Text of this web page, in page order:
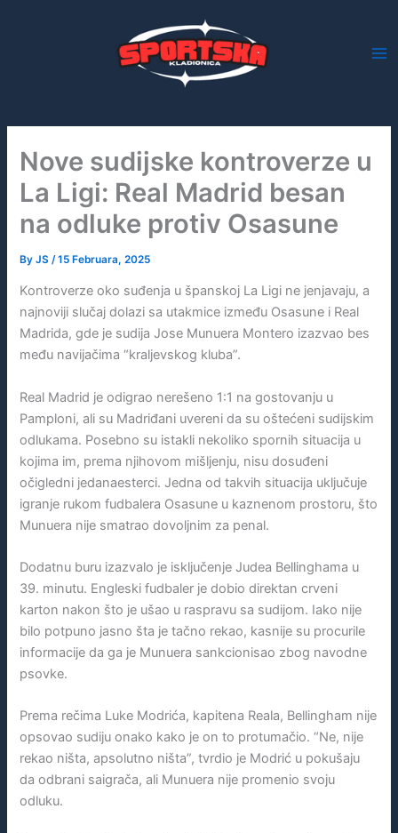
Nove sudijske kontroverze u
La Ligi: Real Madrid besan
na odluke protiv Osasune
ByJS /15 Februara, 2025
Kontroverze oko suđenja u španskoj La Ligi ne jenjavaju, a
najnoviji slučaj dolazi sa utakmice između Osasune i Real
Madrida, gde je sudija Jose Munuera Montero izazvao bes
među navijačima “kraljevskog kluba”.
Real Madrid je odigrao nerešeno 1:1 na gostovanju u
Pamploni, ali su Madriđani uvereni da su oštećeni sudijskim
odlukama. Posebno su istakli nekoliko spornih situacija u
kojima im, prema njihovom mišljenju, nisu dosuđeni
očigledni jedanaesterci. Jedna od takvih situacija uključuje
igranje rukom fudbalera Osasune u kaznenom prostoru, što
Munuera nije smatrao dovoljnim za penal.
Dodatnu buru izazvalo je isključenje Judea Bellinghama u
39. minutu. Engleski fudbaler je dobio direktan crveni
karton nakon što je ušao u raspravu sa sudijom. Iako nije
bilo potpuno jasno šta je tačno rekao, kasnije su procurile
informacije da ga je Munuera sankcionisao zbog navodne
psovke.
Prema rečima Luke Modrića, kapitena Reala, Bellingham nije
opsovao sudiju onako kako je on to protumačio. “Ne, nije
rekao ništa, apsolutno ništa”, tvrdio je Modrić u pokušaju
da odbrani saigrača, ali Munuera nije promenio svoju
odluku.